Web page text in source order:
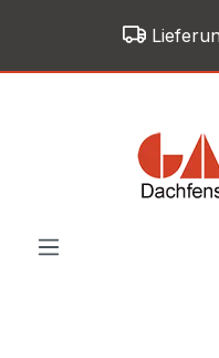
Zum Hauptinhalt springen